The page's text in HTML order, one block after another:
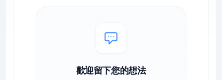
歡迎留下您的想法